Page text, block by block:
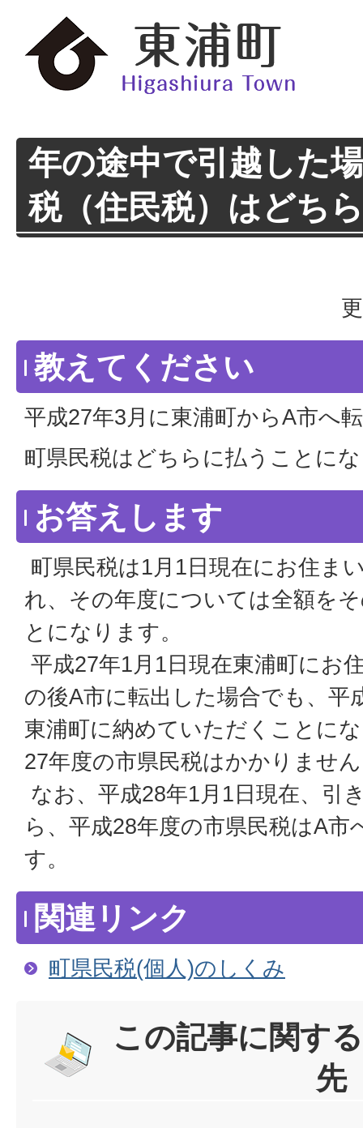
年の途中で引越した
税（住民税）はどち
教えてください
平成27年3月に東浦町からA市へ
町県民税はどちらに払うことに
お答えします
町県民税は1月1日現在にお住ま
れ、その年度については全額を
とになります。
平成27年1月1日現在東浦町にお
の後A市に転出した場合でも、平
東浦町に納めていただくことに
27年度の市県民税はかかりませ
なお、平成28年1月1日現在、引
ら、平成28年度の市県民税はA
す。
関連リンク
町県民税(個人)のしくみ
この記事に関す
先